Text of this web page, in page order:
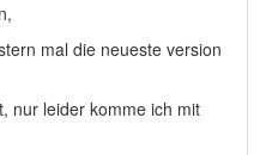
mal die neueste version
nur leider komme ich mit